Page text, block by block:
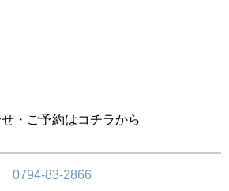
・ご予約はコチラから
0794-83-2866